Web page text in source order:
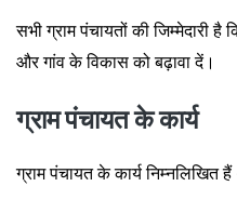
सभी ग्राम पंचायतों की जिम्मेदारी है
और गांव के विकास को बढ़ावा दें।
ग्राम पंचायत के कार्य
ग्राम पंचायत के कार्य निम्नलिखित